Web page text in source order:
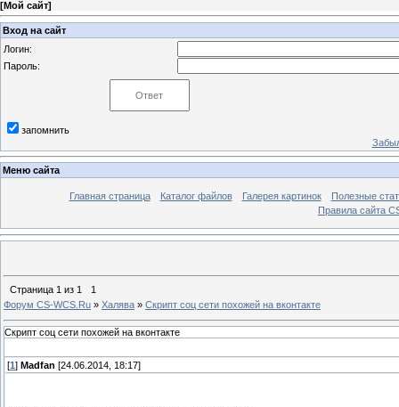
[Мой сайт]
Вход на сайт
Логин:
Пароль:
запомнить
Меню сайта
Главная страница Каталог файлов Галерея картинок
Полезные
Правила сайта
Страница 1 из 1
1
Форум CS-WCS.Ru » Халява » Скрипт соц сети похожей на вконтакте
Скрипт соц сети похожей на вконтакте
[1 ] Madfan [24.06.2014, 18:17]